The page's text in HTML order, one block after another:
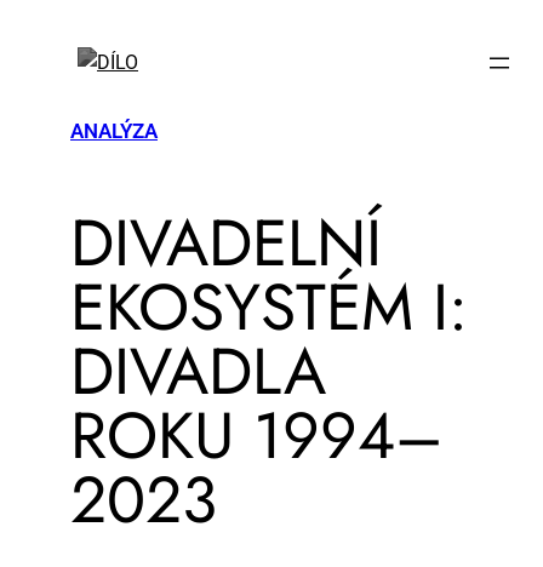
ANALÝZA
DI­VA­DEL­NÍ
EKO­SYS­TÉM I:
DI­VA­DLA
ROKU 1994–
2023